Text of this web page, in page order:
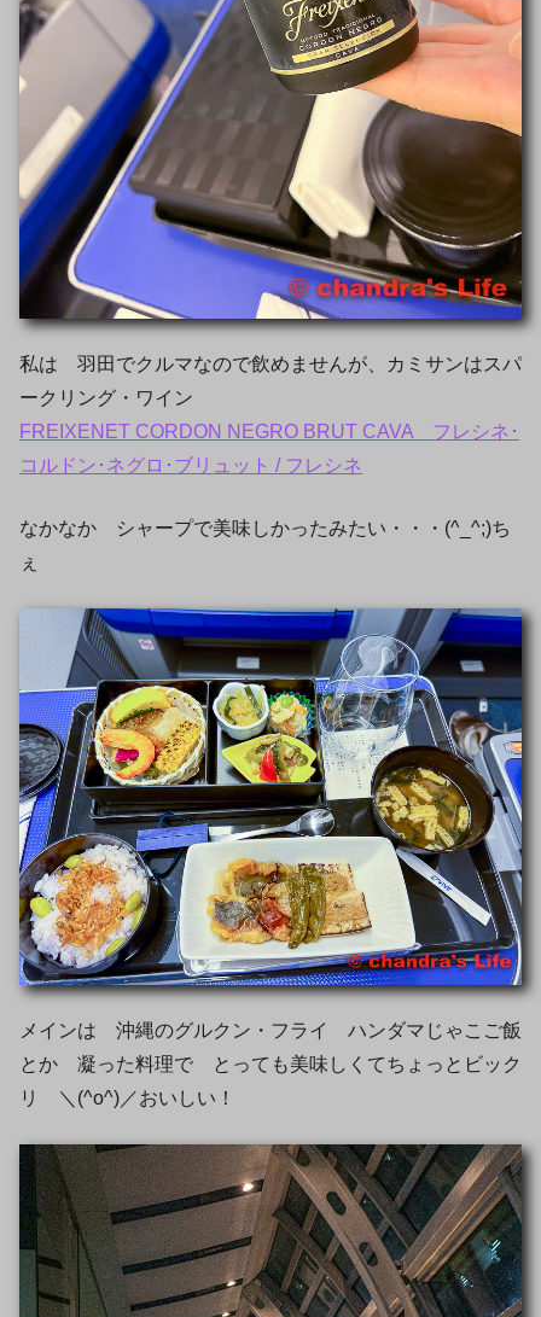
私は 羽田でクルマなので飲めませんが、カミサンはスパ
ークリング・ワイン
FREIXENET CORDON NEGRO BRUT CAVA フレシネ･
コルドン･ネグロ･ブリュット / フレシネ
なかなか シャープで美味しかったみたい・・・(^_^;)ち
ぇ
メインは 沖縄のグルクン・フライ ハンダマじゃこご飯
とか 凝った料理で とっても美味しくてちょっとビック
リ ＼(^o^)／おいしい！